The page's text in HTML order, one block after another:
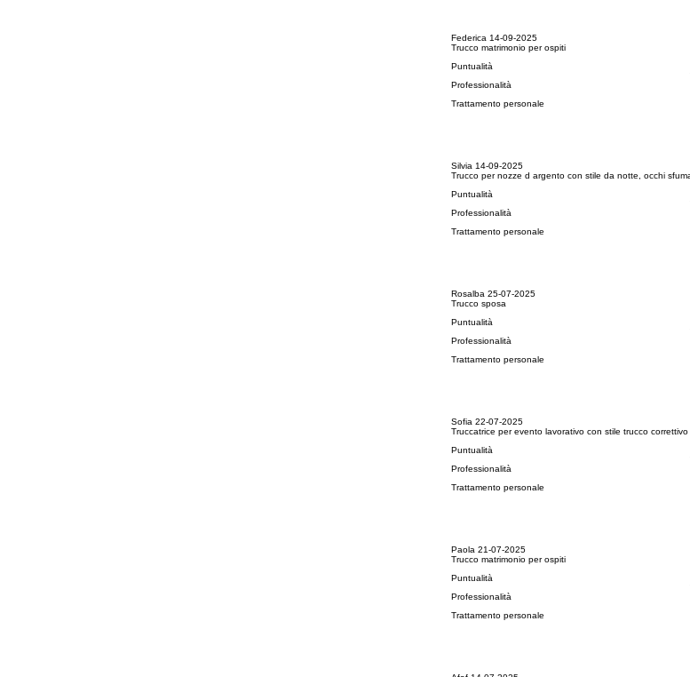
Federica 14-09-2025
Trucco matrimonio per ospiti
Puntualità
Professionalità
Trattamento personale
Silvia 14-09-2025
Trucco per nozze d argento con stile da notte, occhi
Puntualità
Professionalità
Trattamento personale
Rosalba 25-07-2025
Trucco sposa
Puntualità
Professionalità
Trattamento personale
Sofia 22-07-2025
Truccatrice per evento lavorativo con stile trucco
Puntualità
Professionalità
Trattamento personale
Paola 21-07-2025
Trucco matrimonio per ospiti
Puntualità
Professionalità
Trattamento personale